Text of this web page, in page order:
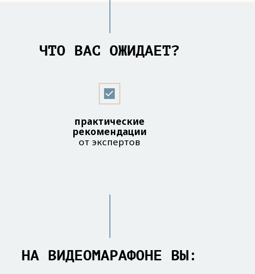
ЧТО ВАС ОЖИДАЕТ?
практические
рекомендации
от экспертов
НА ВИДЕОМАРАФОНЕ ВЫ: